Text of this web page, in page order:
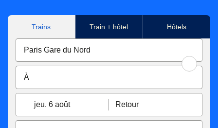
Trains Train + hôtel Hôtels
jeu. 6 août Retour